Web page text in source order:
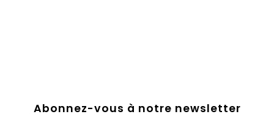
Abonnez-vous à notre newsletter